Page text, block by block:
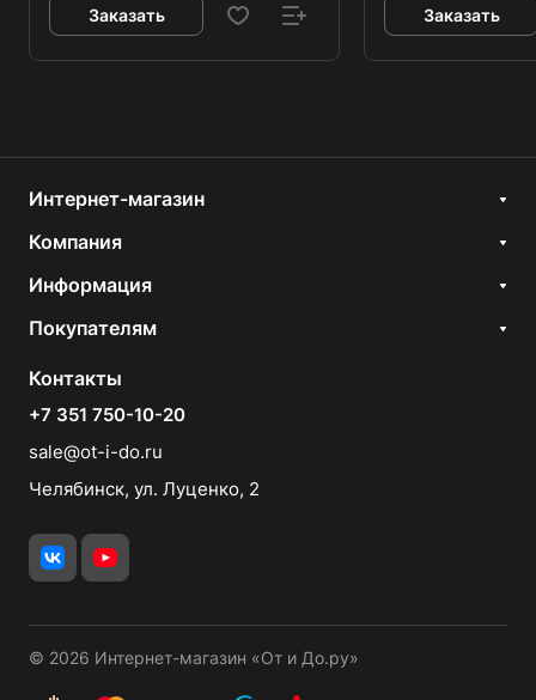
Заказать Заказать
Интернет-магазин
Компания
Информация
Покупателям
Контакты
+7 351 750-10-20
sale@ot-i-do.ru
Челябинск, ул. Луценко, 2
© 2026 Интернет-магазин «От и До.ру»